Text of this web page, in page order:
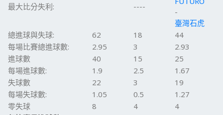
最大比分失利: ----
-
臺灣石虎
總進球與失球:
62 18
44
每場比賽總進球數:
2.95 3
2.93
進球數
40 15
25
每場進球數:
1.9 2.5
1.67
失球數
22 3
19
每場失球數:
1.05 0.5
1.27
零失球
8 4
4